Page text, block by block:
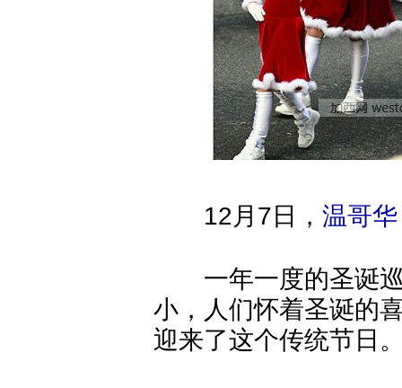
12月7日， 温哥华
一年一度的圣诞巡
小，人们怀着圣诞的
迎来了这个传统节日